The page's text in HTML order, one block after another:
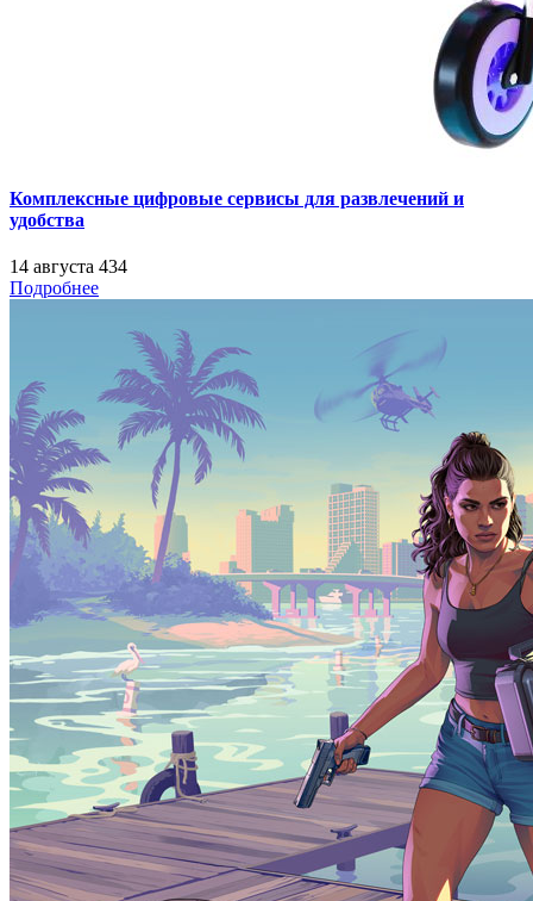
Комплексные цифровые сервисы для развлечений и
удобства
14 августа 434
Подробнее